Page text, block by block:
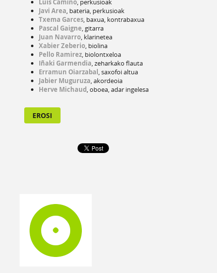
Luis Camino, perkusioak
Javi Area, bateria, perkusioak
Txema Garces, baxua, kontrabaxua
Pascal Gaigne, gitarra
Juan Navarro, klarinetea
Xabier Zeberio, biolina
Pello Ramirez, biolontxeloa
Iñaki Garmendia, zeharkako flauta
Erramun Oiarzabal , saxofoi altua
Jabier Muguruza, akordeoia
Herve Michaud, oboea, adar ingelesa
EROSI